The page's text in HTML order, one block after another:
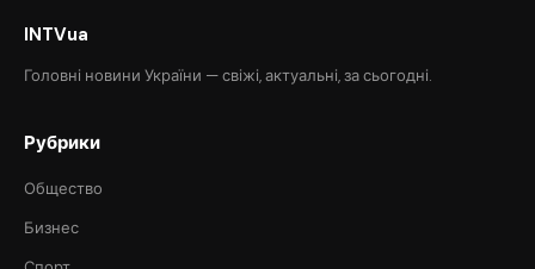
INTVua
Головні новини України — свіжі, актуальні, за сьогодні.
Рубрики
Общество
Бизнес